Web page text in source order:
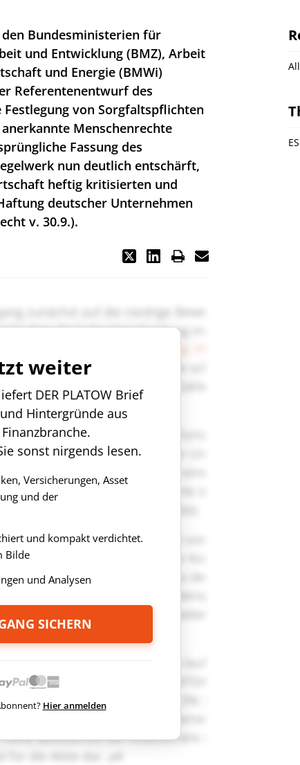
Bundesministerien für
und Entwicklung (BMZ), Arbeit
und Energie (BMWi)
Referentenentwurf des
von Sorgfaltspflichten
Menschenrechte
Fassung des
nun deutlich entschärft,
heftig kritisierten und
deutscher Unternehmen
v. 30.9.).
weiter
DER PLATOW Brief
Hintergründe aus
sonst nirgends lesen.
Versicherungen, Asset
und der
und kompakt verdichtet.
Bilde
und Analysen
SICHERN
Hier anmelden